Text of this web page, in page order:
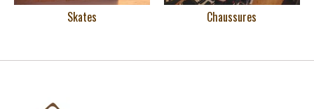
Skates Chaussures